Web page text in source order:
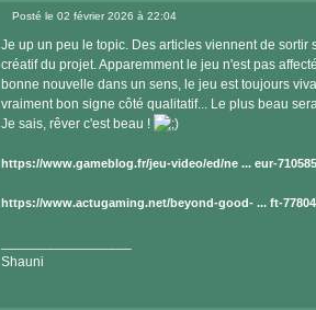
Posté le 02 février 2026 à 22:04
Je up un peu le topic. Des articles viennent de
créatif du projet. Apparemment le jeu n'est pas
bonne nouvelle dans un sens, le jeu est toujours
vraiment bon signe côté qualitatif... Le plus beau
Je sais, rêver c'est beau !
https://www.gameblog.fr/jeu-video/ed/ne ... eur-710585
https://www.actugaming.net/beyond-good- ... ft-
Shauni